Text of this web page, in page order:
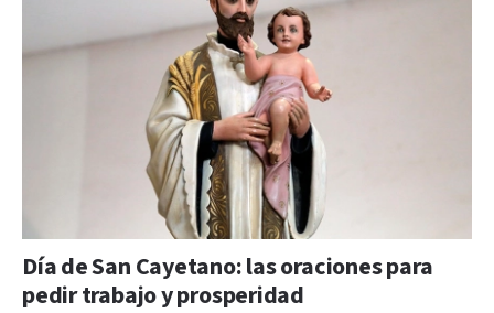
Día de San Cayetano: las oraciones para
pedir trabajo y prosperidad